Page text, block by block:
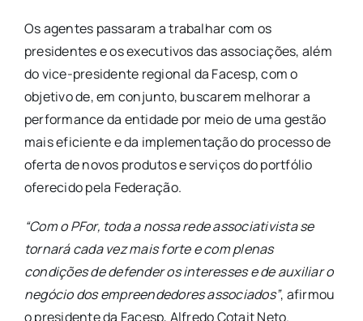
Os agentes passaram a trabalhar com os
presidentes e os executivos das associações, além
do vice-presidente regional da Facesp, com o
objetivo de, em conjunto, buscarem melhorar a
performance da entidade por meio de uma gestão
mais eficiente e da implementação do processo de
oferta de novos produtos e serviços do portfólio
oferecido pela Federação.
“Com o PFor, toda a nossa rede associativista se
tornará cada vez mais forte e com plenas
condições de defender os interesses e de auxiliar o
negócio dos empreendedores associados”, afirmou
o presidente da Facesp, Alfredo Cotait Neto.